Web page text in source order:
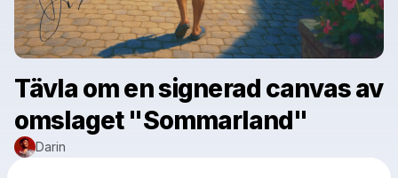
Tävla om en signerad canvas av
omslaget "Sommarland"
Darin